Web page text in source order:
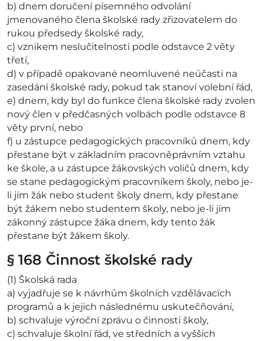
b) dnem doručení písemného odvolání
jmenovaného člena školské rady zřizovatelem do
rukou předsedy školské rady,
c) vznikem neslučitelnosti podle odstavce 2 věty
třetí,
d) v případě opakované neomluvené neúčasti na
zasedání školské rady, pokud tak stanoví volební řád,
e) dnem, kdy byl do funkce člena školské rady zvolen
nový člen v předčasných volbách podle odstavce 8
věty první, nebo
f) u zástupce pedagogických pracovníků dnem, kdy
přestane být v základním pracovněprávním vztahu
ke škole, a u zástupce žákovských voličů dnem, kdy
se stane pedagogickým pracovníkem školy, nebo je-
li jím žák nebo student školy dnem, kdy přestane
být žákem nebo studentem školy, nebo je-li jím
zákonný zástupce žáka dnem, kdy tento žák
přestane být žákem školy.
§ 168 Činnost školské rady
(1) Školská rada
a) vyjadřuje se k návrhům školních vzdělávacích
programů a k jejich následnému uskutečňování,
b) schvaluje výroční zprávu o činnosti školy,
c) schvaluje školní řád, ve středních a vyšších